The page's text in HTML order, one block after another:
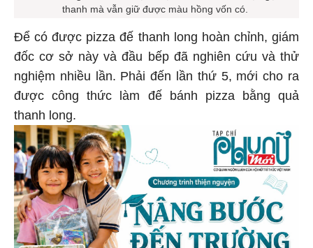
thanh mà vẫn giữ được màu hồng vốn có.
Để có được pizza đế thanh long hoàn chỉnh, giám
đốc cơ sở này và đầu bếp đã nghiên cứu và thử
nghiệm nhiều lần. Phải đến lần thứ 5, mới cho ra
được công thức làm đế bánh pizza bằng quả
thanh long.